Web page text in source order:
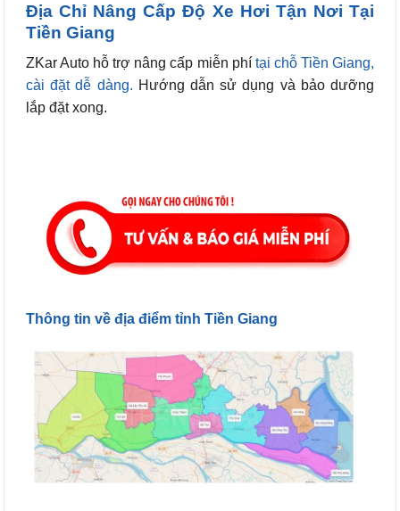
Địa Chỉ Nâng Cấp Độ Xe Hơi Tận Nơi Tại
Tiền Giang
ZKar Auto hỗ trợ nâng cấp miễn phí tại chỗ Tiền Giang,
cài đặt dễ dàng. Hướng dẫn sử dụng và bảo dưỡng
lắp đặt xong.
Thông tin về địa điểm tỉnh Tiền Giang